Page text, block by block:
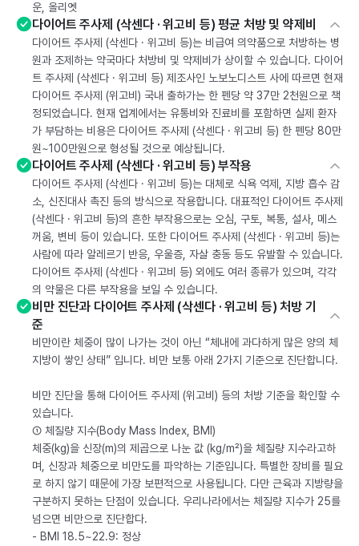
운, 올리엣
다이어트 주사제 (삭센다 · 위고비 등) 평균 처방 및 약제비
다이어트 주사제 (삭센다 · 위고비 등)는 비급여 의약품으로 처방하는 병
원과 조제하는 약국마다 처방비 및 약제비가 상이할 수 있습니다. 다이어
트 주사제 (삭센다 · 위고비 등) 제조사인 노보노디스트 사에 따르면 현재
다이어트 주사제 (위고비) 국내 출하가는 한 펜당 약 37만 2천원으로 책
정되었습니다. 현재 업계에서는 유통비와 진료비를 포함하면 실제 환자
가 부담하는 비용은 다이어트 주사제 (삭센다 · 위고비 등) 한 펜당 80만
원~100만원으로 형성될 것으로 예상됩니다.
다이어트 주사제 (삭센다 · 위고비 등) 부작용
다이어트 주사제 (삭센다 · 위고비 등)는 대체로 식욕 억제, 지방 흡수 감
소, 신진대사 촉진 등의 방식으로 작용합니다. 대표적인 다이어트 주사제
(삭센다 · 위고비 등)의 흔한 부작용으로는 오심, 구토, 복통, 설사, 메스
꺼움, 변비 등이 있습니다. 또한 다이어트 주사제 (삭센다 · 위고비 등)는
사람에 따라 알레르기 반응, 우울증, 자살 충동 등도 유발할 수 있습니다.
다이어트 주사제 (삭센다 · 위고비 등) 외에도 여러 종류가 있으며, 각각
의 약물은 다른 부작용을 보일 수 있습니다.
비만 진단과 다이어트 주사제 (삭센다 · 위고비 등) 처방 기
준
비만이란 체중이 많이 나가는 것이 아닌 “체내에 과다하게 많은 양의 체
지방이 쌓인 상태” 입니다. 비만 보통 아래 2가지 기준으로 진단합니다.
비만 진단을 통해 다이어트 주사제 (위고비) 등의 처방 기준을 확인할 수
있습니다.
① 체질량 지수(Body Mass Index, BMI)
체중(kg)을 신장(m)의 제곱으로 나눈 값 (kg/m²)을 체질량 지수라고하
며, 신장과 체중으로 비만도를 파악하는 기준입니다. 특별한 장비를 필요
로 하지 않기 때문에 가장 보편적으로 사용됩니다. 다만 근육과 지방량을
구분하지 못하는 단점이 있습니다. 우리나라에서는 체질량 지수가 25를
넘으면 비만으로 진단합다.
- BMI 18.5~22.9: 정상